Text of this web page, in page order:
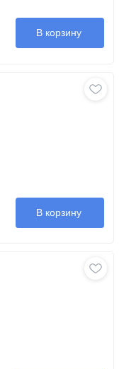
В корзину
В корзину